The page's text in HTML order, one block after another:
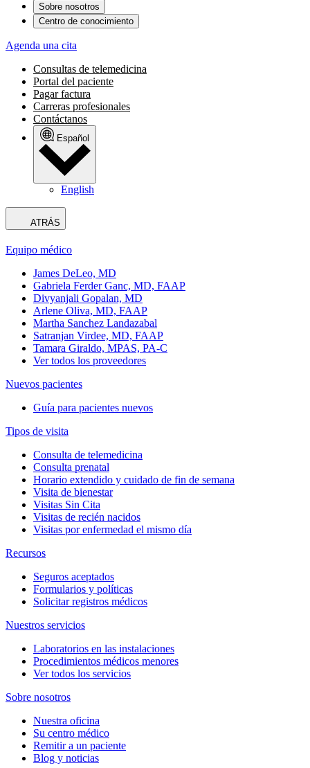
Sobre nosotros
Centro de conocimiento
Agenda una cita
Consultas de telemedicina
Portal del paciente
Pagar factura
Carreras profesionales
Contáctanos
Español
English
ATRÁS
Equipo médico
James DeLeo, MD
Gabriela Ferder Ganc, MD, FAAP
Divyanjali Gopalan, MD
Arlene Oliva, MD, FAAP
Martha Sanchez Landazabal
Satranjan Virdee, MD, FAAP
Tamara Giraldo, MPAS, PA-C
Ver todos los proveedores
Nuevos pacientes
Guía para pacientes nuevos
Tipos de visita
Consulta de telemedicina
Consulta prenatal
Horario extendido y cuidado de fin de semana
Visita de bienestar
Visitas Sin Cita
Visitas de recién nacidos
Visitas por enfermedad el mismo día
Recursos
Seguros aceptados
Formularios y políticas
Solicitar registros médicos
Nuestros servicios
Laboratorios en las instalaciones
Procedimientos médicos menores
Ver todos los servicios
Sobre nosotros
Nuestra oficina
Su centro médico
Remitir a un paciente
Blog y noticias